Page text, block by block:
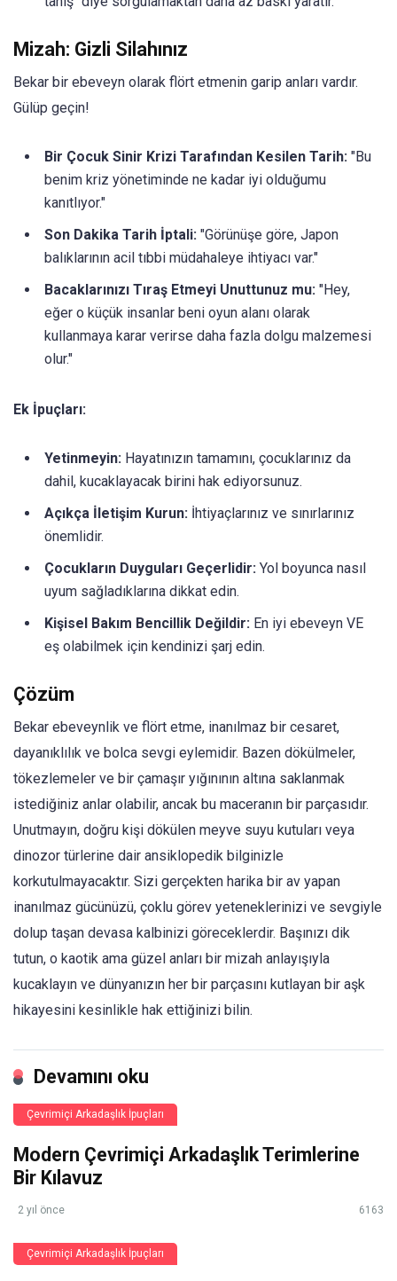
Mizah: Gizli Silahınız
Bekar bir ebeveyn olarak flört etmenin garip anları vardır.
Gülüp geçin!
Bir Çocuk Sinir Krizi Tarafından Kesilen Tarih: "Bu
benim kriz yönetiminde ne kadar iyi olduğumu
kanıtlıyor."
Son Dakika Tarih İptali: "Görünüşe göre, Japon
balıklarının acil tıbbi müdahaleye ihtiyacı var."
Bacaklarınızı Tıraş Etmeyi Unuttunuz mu: "Hey,
eğer o küçük insanlar beni oyun alanı olarak
kullanmaya karar verirse daha fazla dolgu malzemesi
olur."
Ek İpuçları:
Yetinmeyin: Hayatınızın tamamını, çocuklarınız da
dahil, kucaklayacak birini hak ediyorsunuz.
Açıkça İletişim Kurun: İhtiyaçlarınız ve sınırlarınız
önemlidir.
Çocukların Duyguları Geçerlidir: Yol boyunca nasıl
uyum sağladıklarına dikkat edin.
Kişisel Bakım Bencillik Değildir: En iyi ebeveyn VE
eş olabilmek için kendinizi şarj edin.
Çözüm
Bekar ebeveynlik ve flört etme, inanılmaz bir cesaret,
dayanıklılık ve bolca sevgi eylemidir. Bazen dökülmeler,
tökezlemeler ve bir çamaşır yığınının altına saklanmak
istediğiniz anlar olabilir, ancak bu maceranın bir parçasıdır.
Unutmayın, doğru kişi dökülen meyve suyu kutuları veya
dinozor türlerine dair ansiklopedik bilginizle
korkutulmayacaktır. Sizi gerçekten harika bir av yapan
inanılmaz gücünüzü, çoklu görev yeteneklerinizi ve sevgiyle
dolup taşan devasa kalbinizi göreceklerdir. Başınızı dik
tutun, o kaotik ama güzel anları bir mizah anlayışıyla
kucaklayın ve dünyanızın her bir parçasını kutlayan bir aşk
hikayesini kesinlikle hak ettiğinizi bilin.
Devamını oku
Çevrimiçi Arkadaşlık İpuçları
Modern Çevrimiçi Arkadaşlık Terimlerine
Bir Kılavuz
2 yıl önce 6163
Çevrimiçi Arkadaşlık İpuçları